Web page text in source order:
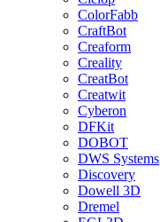
ColorFabb
CraftBot
Creaform
Creality
CreatBot
Creatwit
Cyberon
DFKit
DOBOT
DWS Systems
Discovery
Dowell 3D
Dremel